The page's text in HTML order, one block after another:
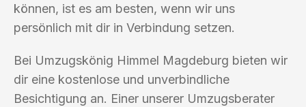
können, ist es am besten, wenn wir uns
persönlich mit dir in Verbindung setzen.
Bei Umzugskönig Himmel Magdeburg bieten wir
dir eine kostenlose und unverbindliche
Besichtigung an. Einer unserer Umzugsberater